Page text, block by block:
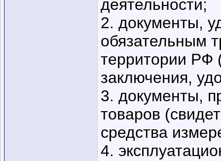
деятельности;
2. документы,
обязательным
территории РФ
заключения,
3. документы,
товаров
средства
4.